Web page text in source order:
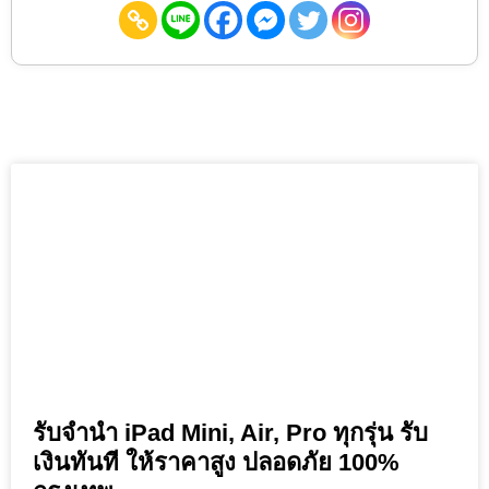
รับจำนำ iPad Mini, Air, Pro ทุกรุ่น รับ
เงินทันที ให้ราคาสูง ปลอดภัย 100%